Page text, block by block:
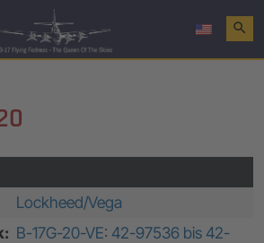
search
Lockheed/Vega
B-17G-20-VE: 42-97536 bis 42-